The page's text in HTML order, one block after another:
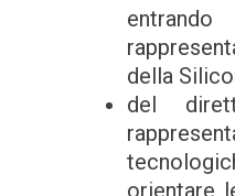
della
del
orientare